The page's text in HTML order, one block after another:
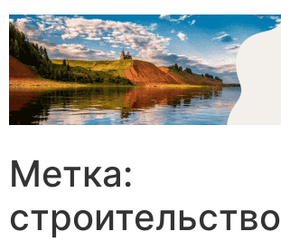
Перейти
содержимому
Метка:
строительство